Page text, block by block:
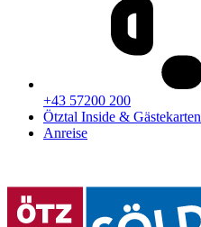
+43 57200 200
Ötztal Inside & Gästekarten
Anreise